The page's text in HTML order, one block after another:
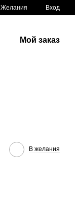
Желания Вход
Мой заказ
В желания